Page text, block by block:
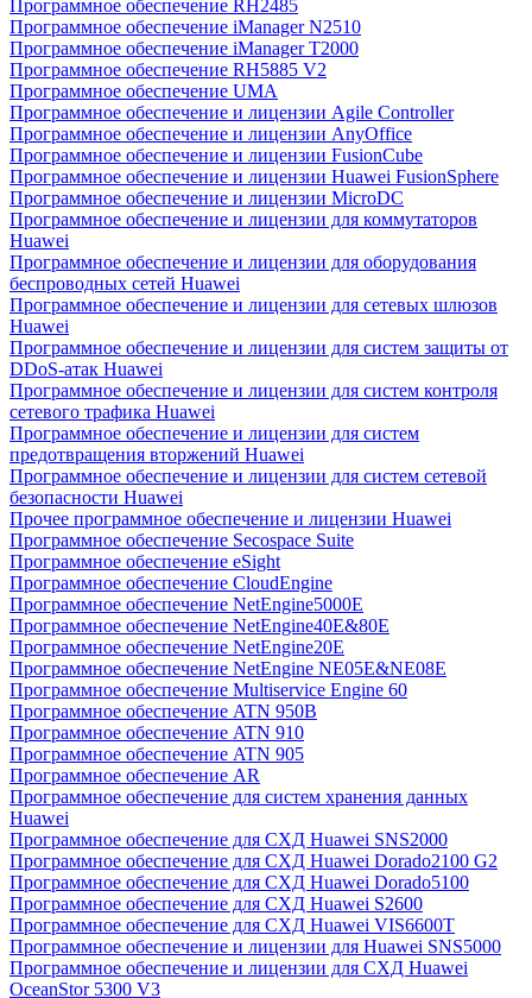
Программное обеспечение RH2485
Программное обеспечение iManager N2510
Программное обеспечение iManager T2000
Программное обеспечение RH5885 V2
Программное обеспечение UMA
Программное обеспечение и лицензии Agile Controller
Программное обеспечение и лицензии AnyOffice
Программное обеспечение и лицензии FusionCube
Программное обеспечение и лицензии Huawei FusionSphere
Программное обеспечение и лицензии MicroDC
Программное обеспечение и лицензии для коммутаторов
Huawei
Программное обеспечение и лицензии для оборудования
беспроводных сетей Huawei
Программное обеспечение и лицензии для сетевых шлюзов
Huawei
Программное обеспечение и лицензии для систем защиты от
DDoS-атак Huawei
Программное обеспечение и лицензии для систем контроля
сетевого трафика Huawei
Программное обеспечение и лицензии для систем
предотвращения вторжений Huawei
Программное обеспечение и лицензии для систем сетевой
безопасности Huawei
Прочее программное обеспечение и лицензии Huawei
Программное обеспечение Secospace Suite
Программное обеспечение eSight
Программное обеспечение CloudEngine
Программное обеспечение NetEngine5000E
Программное обеспечение NetEngine40E&80E
Программное обеспечение NetEngine20E
Программное обеспечение NetEngine NE05E&NE08E
Программное обеспечение Multiservice Engine 60
Программное обеспечение ATN 950B
Программное обеспечение ATN 910
Программное обеспечение ATN 905
Программное обеспечение AR
Программное обеспечение для систем хранения данных
Huawei
Программное обеспечение для СХД Huawei SNS2000
Программное обеспечение для СХД Huawei Dorado2100 G2
Программное обеспечение для СХД Huawei Dorado5100
Программное обеспечение для СХД Huawei S2600
Программное обеспечение для СХД Huawei VIS6600T
Программное обеспечение и лицензии для Huawei SNS5000
Программное обеспечение и лицензии для СХД Huawei
OceanStor 5300 V3